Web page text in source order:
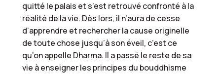
quitté le palais et s’est retrouvé confronté à la
réalité de la vie. Dès lors, il n’aura de cesse
d’apprendre et rechercher la cause originelle
de toute chose jusqu’à son éveil, c’est ce
qu’on appelle Dharma. Il a passé le reste de sa
vie à enseigner les principes du bouddhisme